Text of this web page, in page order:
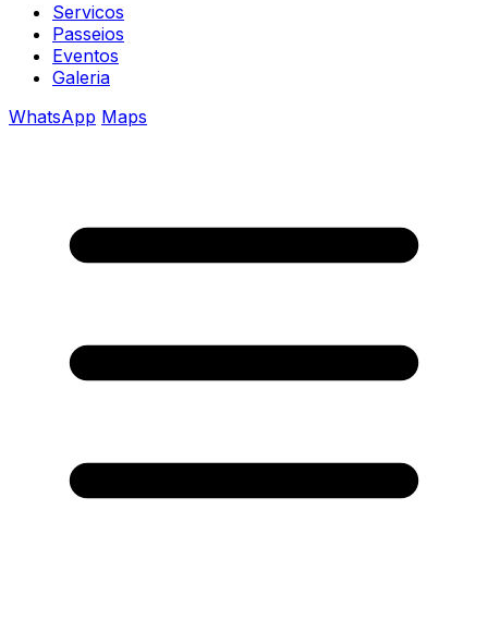
Servicos
Passeios
Eventos
Galeria
WhatsApp Maps